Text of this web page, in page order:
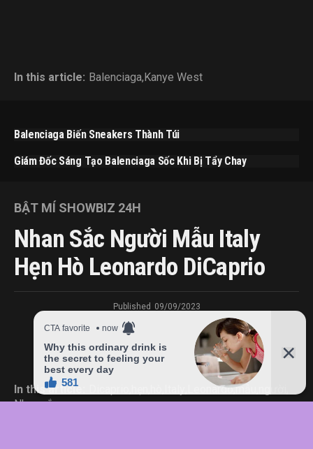
In this article: Balenciaga, Kanye West
Balenciaga Biến Sneakers Thành Túi
Giám Đốc Sáng Tạo Balenciaga Sốc Khi Bị Tẩy Chay
BẬT MÍ SHOWBIZ 24H
Nhan Sắc Người Mẫu Italy
Hẹn Hò Leonardo DiCaprio
Published 09/09/2023
In this article: Leonardo,mẫu
Nhan,sắc